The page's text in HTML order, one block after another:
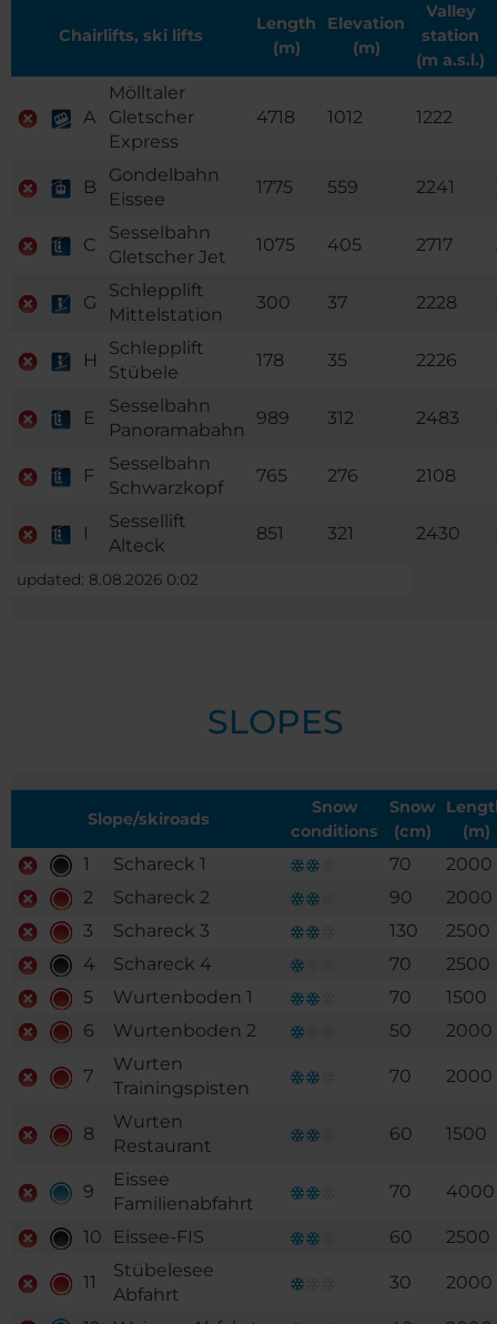
Chairlifts, ski lifts
Length
(m)
Elevation
(m)
Valley
station
(m a.s.l.)
A
Mölltaler
Gletscher
Express
4718 1012 1222
B
Gondelbahn
Eissee
1775 559 2241
C
Sesselbahn
Gletscher Jet
1075 405 2717
G
Schlepplift
Mittelstation
300 37 2228
H
Schlepplift
Stübele
178 35 2226
E
Sesselbahn
Panoramabahn
989 312 2483
F
Sesselbahn
Schwarzkopf
765 276 2108
I
Sessellift
Alteck
851 321 2430
updated: 8.08.2026 0:02
SLOPES
Slope/skiroads
Snow
conditions
Snow
(cm)
(m)
1 Schareck 1 70
2000
2
Schareck 2 90
2000
3
Schareck 3 130
2500
4
Schareck 4 70
2500
5
Wurtenboden 1 70
1500
6
Wurtenboden 2 50 2000
7
Wurten
Trainingspisten
70 2000
8
Wurten
Restaurant
60 1500
9
Eissee
Familienabfahrt
70 4000
10 Eissee-FIS 60 2500
11
Stübelesee
Abfahrt
30 2000